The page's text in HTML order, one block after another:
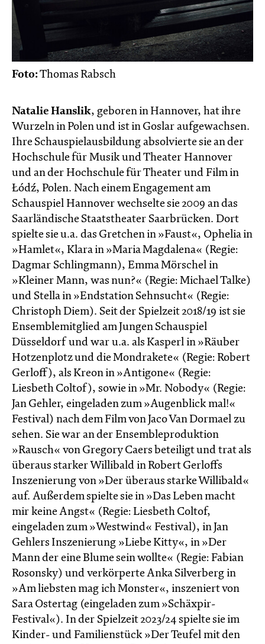
Foto:Thomas Rabsch
Natalie Hanslik, geboren in Hannover, hat ihre
Wurzeln in Polen und ist in Goslar aufgewachsen.
Ihre Schauspielausbildung absolvierte sie an der
Hochschule für Musik und Theater Hannover
und an der Hochschule für Theater und Film in
Łódź, Polen. Nach einem Engagement am
Schauspiel Hannover wechselte sie 2009 an das
Saarländische Staatstheater Saarbrücken. Dort
spielte sie u.a. das Gretchen in »Faust«, Ophelia in
»Hamlet«, Klara in »Maria Magdalena« (Regie:
Dagmar Schlingmann), Emma Mörschel in
»Kleiner Mann, was nun?« (Regie: Michael Talke)
und Stella in »Endstation Sehnsucht« (Regie:
Christoph Diem). Seit der Spielzeit 2018/19 ist sie
Ensemblemitglied am Jungen Schauspiel
Düsseldorf und war u.a. als Kasperl in »Räuber
Hotzenplotz und die Mondrakete« (Regie: Robert
Gerloff), als Kreon in »Antigone« (Regie:
Liesbeth Coltof), sowie in »Mr. Nobody« (Regie:
Jan Gehler, eingeladen zum »Augenblick mal!«
Festival) nach dem Film von Jaco Van Dormael zu
sehen. Sie war an der Ensembleproduktion
»Rausch« von Gregory Caers beteiligt und trat als
überaus starker Willibald in Robert Gerloffs
Inszenierung von »Der überaus starke Willibald«
auf. Außerdem spielte sie in »Das Leben macht
mir keine Angst« (Regie: Liesbeth Coltof,
eingeladen zum »Westwind« Festival), in Jan
Gehlers Inszenierung »Liebe Kitty«, in »Der
Mann der eine Blume sein wollte« (Regie: Fabian
Rosonsky) und verkörperte Anka Silverberg in
»Am liebsten mag ich Monster«, inszeniert von
Sara Ostertag (eingeladen zum »Schäxpir-
Festival«). In der Spielzeit 2023/24 spielte sie im
Kinder- und Familienstück »Der Teufel mit den